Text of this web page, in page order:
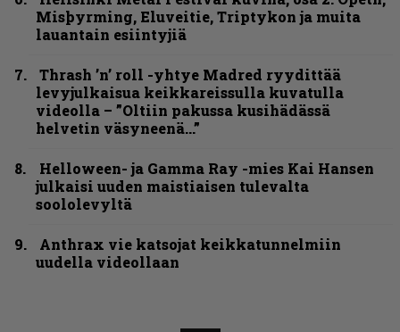
Misþyrming, Eluveitie, Triptykon ja muita
lauantain esiintyjiä
Thrash ’n’ roll -yhtye Madred ryydittää
levyjulkaisua keikkareissulla kuvatulla
videolla – ”Oltiin pakussa kusihädässä
helvetin väsyneenä…”
Helloween- ja Gamma Ray -mies Kai Hansen
julkaisi uuden maistiaisen tulevalta
soololevyltä
Anthrax vie katsojat keikkatunnelmiin
uudella videollaan